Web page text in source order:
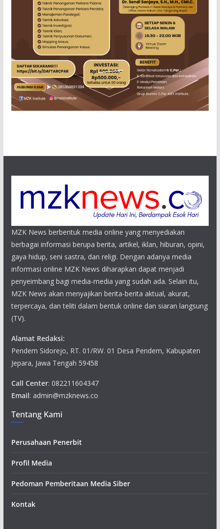
MZK News berbentuk media online yang menyediakan
berbagai informasi berupa berita, artikel, iklan, hiburan, opini,
gaya hidup, seni sastra, dan religi. Dengan adanya media
informasi online MZK News diharapkan dapat menjadi
penyeimbang bagi media-media yang sudah ada. Selain itu,
MZK News akan menyajikan berita-berita aktual, akurat,
terpercaya, dan teliti dalam bentuk online dan siaran langsung
(TV).
Alamat Redaksi:
Pendem Sidorejo, RT. 01/RW. 01 Desa Pendem, Kabupaten
Jepara, Jawa Tengah 59458
Call Center: 082211604347
Email: admin@mzknews.co
Tentang Kami
Perusahaan Penerbit
Profil Media
Pedoman Pemberitaan Media Siber
Kontak